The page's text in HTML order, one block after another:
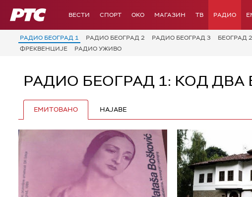
РТС ВЕСТИ СПОРТ OKO МАГАЗИН ТВ РАДИО
РАДИО БЕОГРАД 1 РАДИО БЕОГРАД 2 РАДИО БЕОГРАД 3 БЕОГРАД
ФРЕКВЕНЦИЈЕ
РАДИО УЖИВО
РАДИО БЕОГРАД 1: КОД ДВА
ЕМИТОВАНО НАЈАВЕ